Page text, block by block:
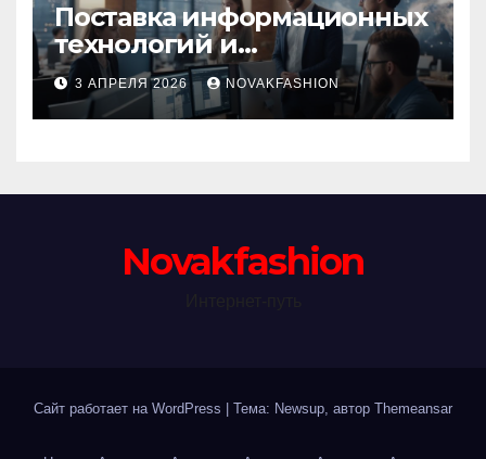
Поставка информационных
технологий и
инновационные решения
3 АПРЕЛЯ 2026 NOVAKFASHION
Novakfashion
Сайт работает на WordPress Тема: Newsup, автор Themeansar